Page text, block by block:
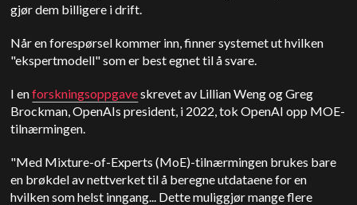
gjør dem billigere i drift.
Når en forespørsel kommer inn, finner systemet ut hvilken
"ekspertmodell" som er best egnet til å svare.
I enforskningsoppgaveskrevet av Lillian Weng og Greg
Brockman, OpenAIs president, i 2022, tok OpenAI opp MOE-
tilnærmingen.
"Med Mixture-of-Experts (MoE)-tilnærmingen brukes bare
en brøkdel av nettverket til å beregne utdataene for en
hvilken som helst inngang... Dette muliggjør mange flere